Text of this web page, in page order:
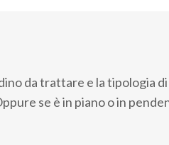
da trattare e la tipologia
se è in piano o in